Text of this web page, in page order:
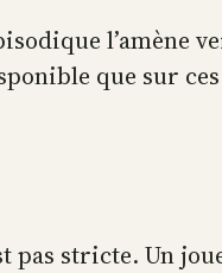
que sur
pas stricte. Un